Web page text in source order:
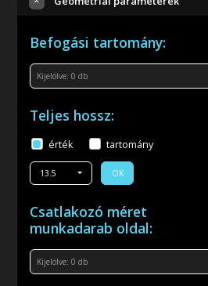
Befogási tartomány:
Kijelölve:0 db
Teljes hossz:
érték tartomány
13.5 OK
Csatlakozó méret
munkadarab oldal:
Kijelölve:0 db